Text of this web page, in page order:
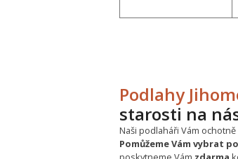
Podlahy
starosti na
Naši podlaháři Vám ochotně
Pomůžeme Vám vybrat